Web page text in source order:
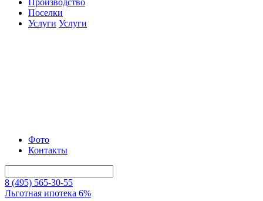
Производство
Поселки
Услуги Услуги
Фото
Контакты
8 (495) 565-30-55
Льготная ипотека 6%